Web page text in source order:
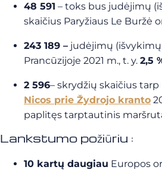
48 591 – toks bus judėjimų
skaičius Paryžiaus Le Buržė
243 189 – judėjimų
Prancūzijoje 2021 m., t. y. 2,5
2 596– skrydžių skaičius tarp
Nicos prie Žydrojo kranto
paplitęs tarptautinis
Lankstumo požiūriu :
10 kartų daugiau Europos